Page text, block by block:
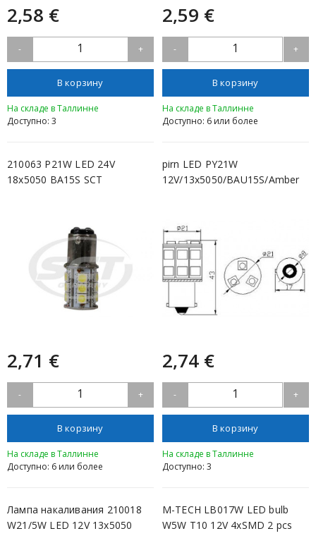
2,58 €
- 1 +
В корзину
На складе в Таллинне
Доступно: 3
2,59 €
- 1 +
В корзину
На складе в Таллинне
Доступно: 6 или более
210063 P21W LED 24V
18x5050 BA15S SCT
2,71 €
- 1 +
В корзину
На складе в Таллинне
Доступно: 6 или более
pirn LED PY21W
12V/13x5050/BAU15S/Amber
2,74 €
- 1 +
В корзину
На складе в Таллинне
Доступно: 3
Лампа накаливания 210018
W21/5W LED 12V 13x5050
M-TECH LB017W LED bulb
W5W T10 12V 4xSMD 2 pcs